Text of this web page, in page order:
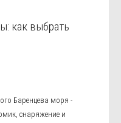
как выбрать
Баренцева моря -
снаряжение и